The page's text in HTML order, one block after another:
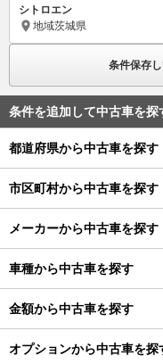
シトロエン
地域茨城県
条件保存
条件を追加して中古車を探
都道府県から中古車を探す
市区町村から中古車を探す
メーカーから中古車を探す
車種から中古車を探す
金額から中古車を探す
オプションから中古車を探